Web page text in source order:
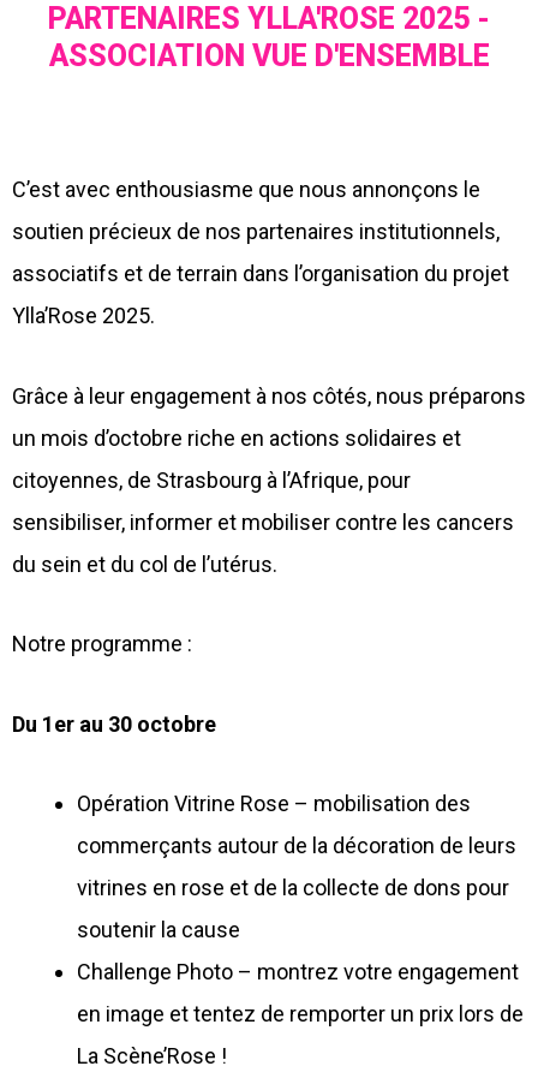
PARTENAIRES YLLA'ROSE 2025 -
ASSOCIATION VUE D'ENSEMBLE
C’est avec enthousiasme que nous annonçons le
soutien précieux de nos partenaires institutionnels,
associatifs et de terrain dans l’organisation du projet
Ylla’Rose 2025.
Grâce à leur engagement à nos côtés, nous préparons
un mois d’octobre riche en actions solidaires et
citoyennes, de Strasbourg à l’Afrique, pour
sensibiliser, informer et mobiliser contre les cancers
du sein et du col de l’utérus.
Notre programme :
Du 1er au 30 octobre
Opération Vitrine Rose – mobilisation des
commerçants autour de la décoration de leurs
vitrines en rose et de la collecte de dons pour
soutenir la cause
Challenge Photo – montrez votre engagement
en image et tentez de remporter un prix lors de
La Scène’Rose !